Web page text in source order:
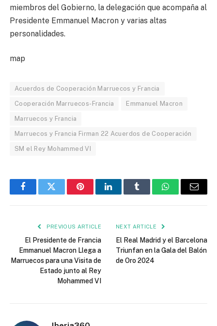
miembros del Gobierno, la delegación que acompaña al
Presidente Emmanuel Macron y varias altas
personalidades.
map
Acuerdos de Cooperación Marruecos y Francia
Cooperación Marruecos-Francia Emmanuel Macron
Marruecos y Francia
Marruecos y Francia Firman 22 Acuerdos de Cooperación
SM el Rey Mohammed VI
FacebookTwitter PinterestLinkedInTumblr WhatsAppEmail
PREVIOUS ARTICLE
El Presidente de Francia
Emmanuel Macron Llega a
Marruecos para una Visita de
Estado junto al Rey
Mohammed VI
NEXT ARTICLE
El Real Madrid y el Barcelona
Triunfan en la Gala del Balón
de Oro 2024